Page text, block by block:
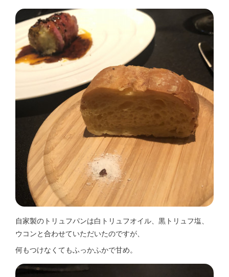
自家製のトリュフパンは白トリュフオイル、黒トリュフ塩、
ウコンと合わせていただいたのですが、
何もつけなくてもふっかふかで甘め。